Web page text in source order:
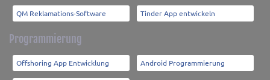
QM Reklamations-Software Tinder App entwickeln
Programmierung
Offshoring App Entwicklung Android Programmierung